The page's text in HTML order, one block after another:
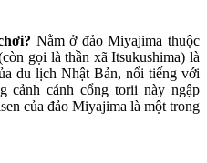
Nằm ở đảo Miyajima thuộc
gọi là thần xã Itsukushima) là
du lịch Nhật Bản, nổi tiếng với
cảnh cánh cổng torii này ngập
của đảo Miyajima là một trong